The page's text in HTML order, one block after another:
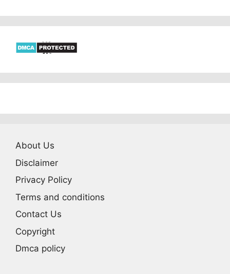
About Us
Disclaimer
Privacy Policy
Terms and conditions
Contact Us
Copyright
Dmca policy